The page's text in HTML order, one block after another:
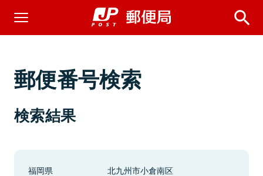
郵便番号検索
検索結果
福岡県 北九州市小倉南区